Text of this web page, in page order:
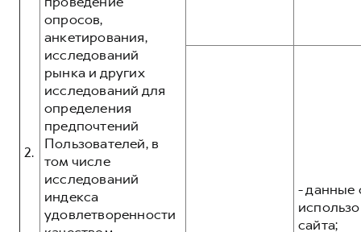
2.
опросов,
анкетирования,
исследований
рынка и других
исследований для
определения
предпочтений
Пользователей, в
том числе
исследований
индекса
удовлетворенности
- данные
сайта;